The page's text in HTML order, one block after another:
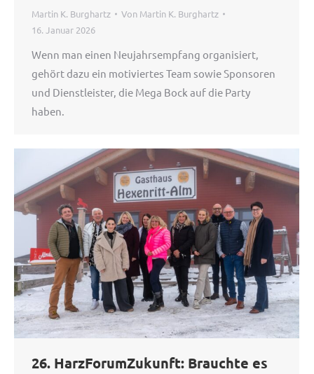
Martin K. Burghartz Von Martin K. Burghartz
16. Januar 2026
Wenn man einen Neujahrsempfang organisiert,
gehört dazu ein motiviertes Team sowie Sponsoren
und Dienstleister, die Mega Bock auf die Party
haben.
26. HarzForumZukunft: Brauchte es